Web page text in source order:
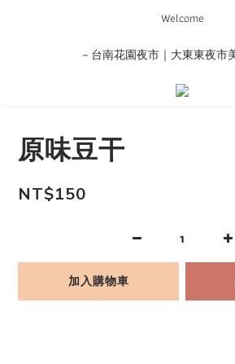
Welcome
－台南花園夜市｜大東東夜市
原味豆干
NT$150
加入購物車